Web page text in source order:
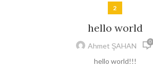
2
hello world
Ahmet ŞAHAN 0
hello world!!!